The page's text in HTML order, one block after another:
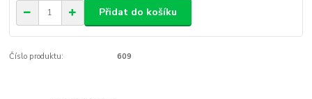
Přidat do košíku
Číslo produktu: 609